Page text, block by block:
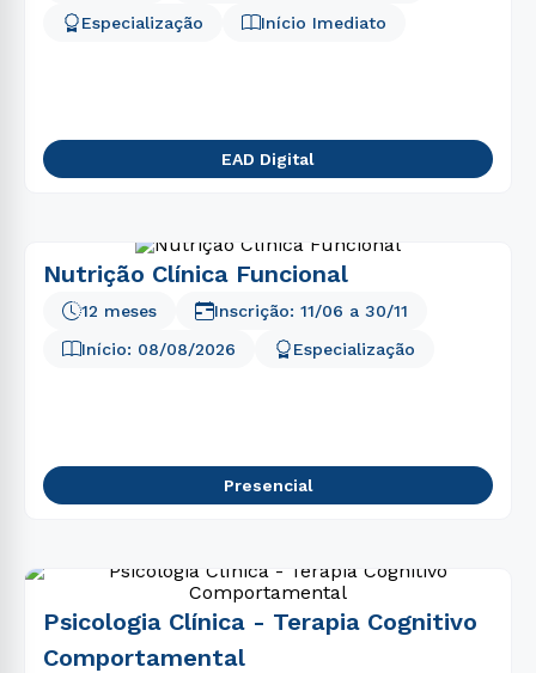
Especialização
Início Imediato
EAD Digital
Nutrição Clínica Funcional
12 meses
Início: 08/08/2026 Especialização
Inscrição: 11/06 a 30/11
Presencial
Psicologia Clínica - Terapia Cognitivo
Comportamental